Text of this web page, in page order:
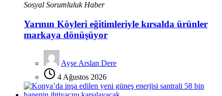
Sosyal Sorumluluk Haber
Yarının Köyleri eğitimleriyle kırsalda ürünler
markaya dönüşüyor
Ayşe Arslan Dere
4 Ağustos 2026